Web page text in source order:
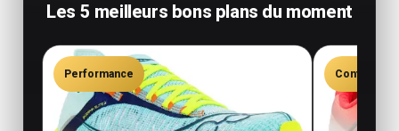
Les 5 meilleurs bons plans du moment
Performance Confort